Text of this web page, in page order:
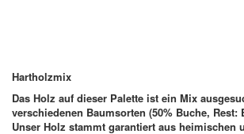
Hartholzmix
Das Holz auf dieser Palette ist ein Mix
verschiedenen Baumsorten (50% Buche, Rest:
Unser Holz stammt garantiert aus heimischen